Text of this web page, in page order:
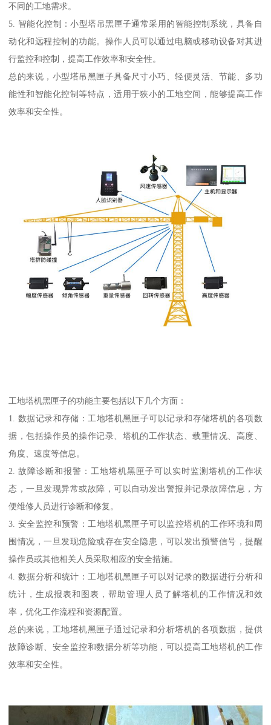
不同的工地需求。
5. 智能化控制：小型塔吊黑匣子通常采用的智能控制系统，具备自
动化和远程控制的功能。操作人员可以通过电脑或移动设备对其进
行监控和控制，提高工作效率和安全性。
总的来说，小型塔吊黑匣子具备尺寸小巧、轻便灵活、节能、多功
能性和智能化控制等特点，适用于狭小的工地空间，能够提高工作
效率和安全性。
工地塔机黑匣子的功能主要包括以下几个方面：
1. 数据记录和存储：工地塔机黑匣子可以记录和存储塔机的各项数
据，包括操作员的操作记录、塔机的工作状态、载重情况、高度、
角度、速度等信息。
2. 故障诊断和报警：工地塔机黑匣子可以实时监测塔机的工作状
态，一旦发现异常或故障，可以自动发出警报并记录故障信息，方
便维修人员进行诊断和修复。
3. 安全监控和预警：工地塔机黑匣子可以监控塔机的工作环境和周
围情况，一旦发现危险或存在安全隐患，可以发出预警信号，提醒
操作员或其他相关人员采取相应的安全措施。
4. 数据分析和统计：工地塔机黑匣子可以对记录的数据进行分析和
统计，生成报表和图表，帮助管理人员了解塔机的工作情况和效
率，优化工作流程和资源配置。
总的来说，工地塔机黑匣子通过记录和分析塔机的各项数据，提供
故障诊断、安全监控和数据分析等功能，可以提高工地塔机的工作
效率和安全性。